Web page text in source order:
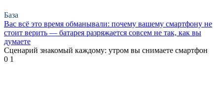
База
Вас всё это время обманывали: почему вашему смартфону не
стоит верить — батарея разряжается совсем не так, как вы
думаете
Сценарий знакомый каждому: утром вы снимаете смартфон
0 1